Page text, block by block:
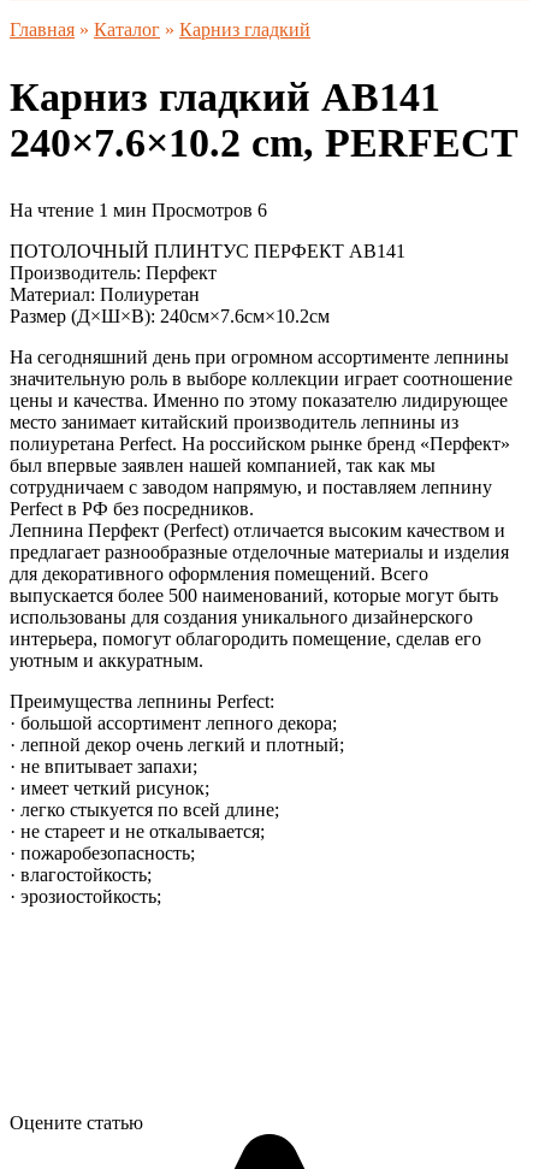
Главная » Каталог » Карниз гладкий
Карниз гладкий AB141
240×7.6×10.2 cm, PERFECT
На чтение 1 мин Просмотров 6
ПОТОЛОЧНЫЙ ПЛИНТУС ПЕРФЕКТ AB141
Производитель: Перфект
Материал: Полиуретан
Размер (Д×Ш×В): 240см×7.6см×10.2см
На сегодняшний день при огромном ассортименте лепнины
значительную роль в выборе коллекции играет соотношение
цены и качества. Именно по этому показателю лидирующее
место занимает китайский производитель лепнины из
полиуретана Perfect. На российском рынке бренд «Перфект»
был впервые заявлен нашей компанией, так как мы
сотрудничаем с заводом напрямую, и поставляем лепнину
Perfect в РФ без посредников.
Лепнина Перфект (Perfect) отличается высоким качеством и
предлагает разнообразные отделочные материалы и изделия
для декоративного оформления помещений. Всего
выпускается более 500 наименований, которые могут быть
использованы для создания уникального дизайнерского
интерьера, помогут облагородить помещение, сделав его
уютным и аккуратным.
Преимущества лепнины Perfect:
· большой ассортимент лепного декора;
· лепной декор очень легкий и плотный;
· не впитывает запахи;
· имеет четкий рисунок;
· легко стыкуется по всей длине;
· не стареет и не откалывается;
· пожаробезопасность;
· влагостойкость;
· эрозиостойкость;
Оцените статью